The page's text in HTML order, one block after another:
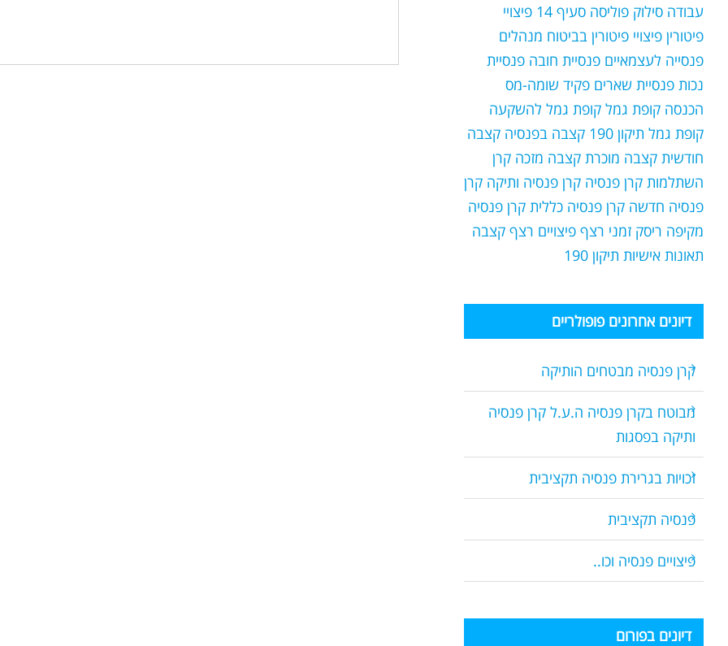
עבודה סילוק פוליסה סעיף 14
פיצויי
פיטורין פיצויי פיטורין בביטוח מנהלים
פנסייה לעצמאיים פנסיית חובה פנסיית
נכות פנסיית שארים פקיד שומה-מס
הכנסה קופת גמל קופת גמל להשקעה
קופת גמל תיקון 190
קצבה בפנסיה קצבה
חודשית קצבה מוכרת קצבה מזכה קרן
השתלמות קרן פנסיה קרן פנסיה ותיקה קרן
פנסיה חדשה קרן פנסיה כללית קרן פנסיה
מקיפה ריסק זמני רצף פיצויים רצף קצבה
תאונות אישיות תיקון 190
דיונים אחרונים פופולריים
קרן פנסיה מבטחים הותיקה
מבוטח בקרן פנסיה ה.ע.ל קרן פנסיה
ותיקה בפסגות
זכויות בגרירת פנסיה תקציבית
פנסיה תקציבית
פיצויים פנסיה וכו..
דיונים בפורום